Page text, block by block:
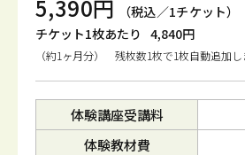
5,390円
（税込／1チケット）
チケット1枚あたり 4,840円
（約1ヶ月分） 残枚数1枚で1枚自動追加
体験講座受講料
体験教材費